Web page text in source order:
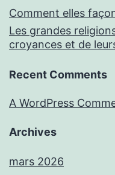
Comment elles
Les grandes
croyances et de
Recent Comments
A WordPress
Archives
mars 2026